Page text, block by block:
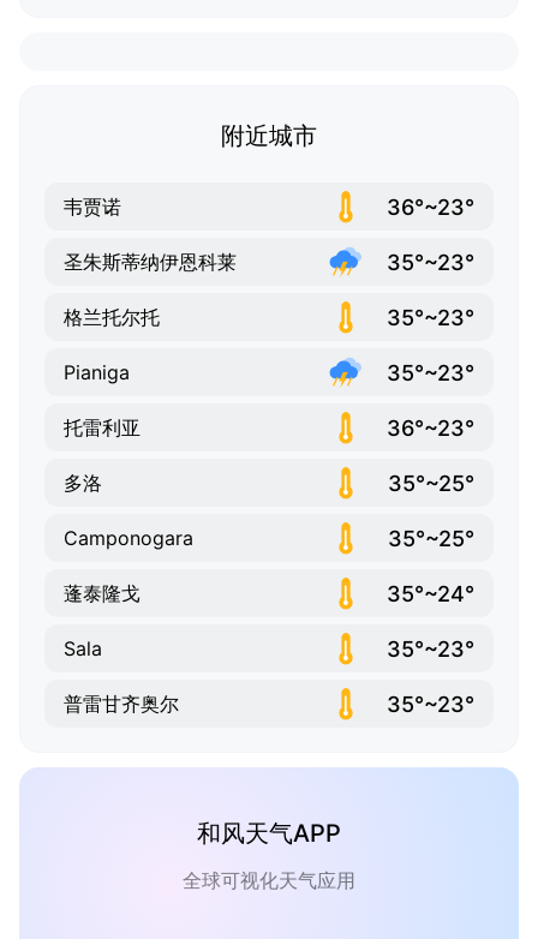
附近城市
韦贾诺 36°~23°
圣朱斯蒂纳伊恩科莱 35°~23°
格兰托尔托 35°~23°
Pianiga 35°~23°
托雷利亚 36°~23°
多洛 35°~25°
Camponogara 35°~25°
蓬泰隆戈 35°~24°
Sala 35°~23°
普雷甘齐奥尔 35°~23°
和风天气APP
全球可视化天气应用